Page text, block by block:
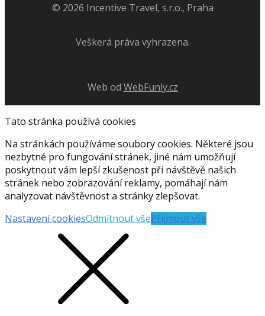
© 2026 Incentive Travel, s.r.o., Praha
Veškerá práva vyhrazena.
Web od WebFunly.cz
Tato stránka používá cookies
Na stránkách používáme soubory cookies. Některé jsou
nezbytné pro fungování stránek, jiné nám umožňují
poskytnout vám lepší zkušenost při návštěvě našich
stránek nebo zobrazování reklamy, pomáhají nám
analyzovat návštěvnost a stránky zlepšovat.
Nastavení cookiesOdmítnout všePřijmout vše